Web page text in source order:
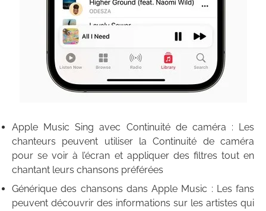
Apple Music Sing avec Continuité de caméra : Les
chanteurs peuvent utiliser la Continuité de caméra
pour se voir à l’écran et appliquer des filtres tout en
chantant leurs chansons préférées
Générique des chansons dans Apple Music : Les fans
peuvent découvrir des informations sur les artistes qui